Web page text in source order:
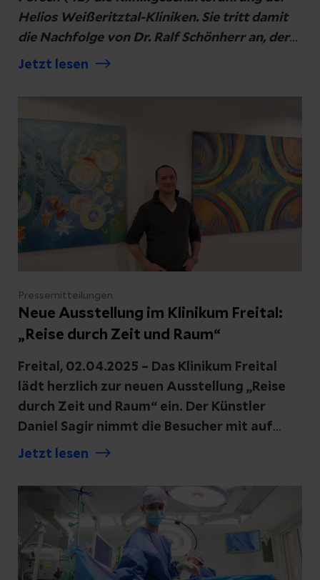
Helios Weißeritztal-Kliniken. Sie tritt damit
die Nachfolge von Dr. Ralf Schönherr an, der
Helios auf eigenen Wunsch verlassen und sich
Herausforderung widmen wird.
Jetzt lesen
Pressemitteilungen
Neue Ausstellung im Klinikum Freital:
„Reise durch Zeit und Raum“
Freital, 02.04.2025 – Das Klinikum Freital
lädt herzlich zur neuen Ausstellung „Reise
durch Zeit und Raum“ ein. Der Künstler
Daniel Sagir nimmt die Besucher mit auf
eine inspirierende Reise voller Sehnsucht
Bestandteile des großen Ganzen, das
Schöne um uns herum und magische
Momente im Alltag – eingefangen in
ausdrucksstarken Bildern und
faszinierenden Perspektiven.
Jetzt lesen